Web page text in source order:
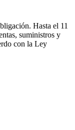
Hasta el 11
suministros y
con la Ley